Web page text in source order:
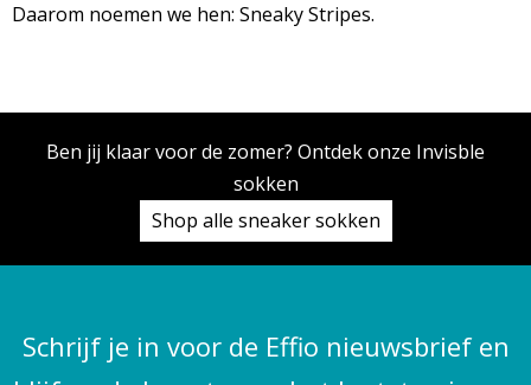
Daarom noemen we hen: Sneaky Stripes.
Ben jij klaar voor de zomer? Ontdek onze Invisble
sokken
Shop alle sneaker sokken
Schrijf je in voor de Effio nieuwsbrief en